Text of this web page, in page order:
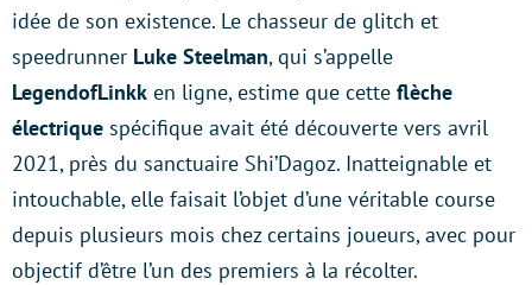
idée de son existence. Le chasseur de glitch et
speedrunner Luke Steelman, qui s’appelle
LegendofLinkk en ligne, estime que cette flèche
électrique spécifique avait été découverte vers avril
2021, près du sanctuaire Shi’Dagoz. Inatteignable et
intouchable, elle faisait l’objet d’une véritable course
depuis plusieurs mois chez certains joueurs, avec pour
objectif d’être l’un des premiers à la récolter.